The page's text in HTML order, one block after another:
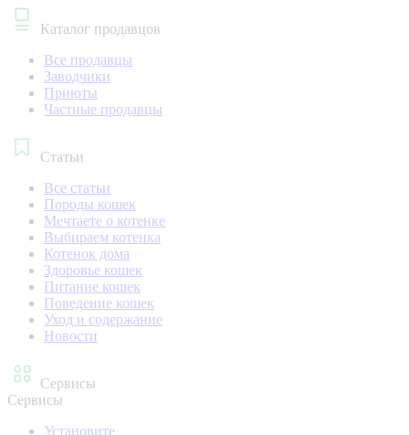
Каталог продавцов
Все продавцы
Заводчики
Приюты
Частные продавцы
Статьи
Все статьи
Породы кошек
Мечтаете о котенке
Выбираем котенка
Котенок дома
Здоровье кошек
Питание кошек
Поведение кошек
Уход и содержание
Новости
Сервисы
Сервисы
Установите